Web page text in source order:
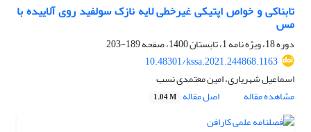
تابناکی و خواص اپتیکی غیرخطی لایه نازک سولفید روی آلاییده با
مس
دوره 18، ویژه نامه 1، تابستان 1400، صفحه
189-203
10.48301/kssa.2021.244868.1163
اسماعیل شهریاری، امین معتمدی نسب
مشاهده مقاله
اصل مقاله 1.04 M